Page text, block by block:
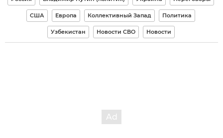
США Европа Коллективный Запад Политика
Узбекистан Новости СВО Новости